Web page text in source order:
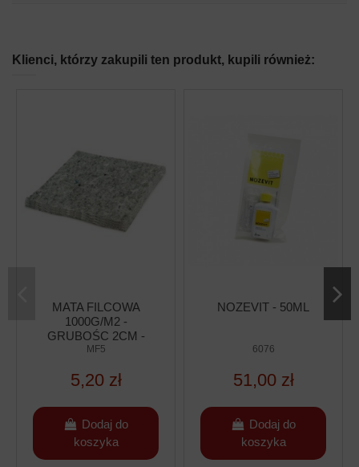
Klienci, którzy zakupili ten produkt, kupili również:
MATA FILCOWA
1000G/M2 -
GRUBOŚC 2CM -
50X42CM
MF5
5,20 zł
Dodaj do
koszyka
NOZEVIT - 50ML
6076
51,00 zł
Dodaj do
koszyka